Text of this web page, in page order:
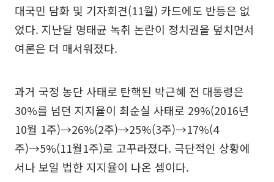
대국민 담화 및 기자회견(11월) 카드에도 반등은 없
었다. 지난달 명태균 녹취 논란이 정치권을 덮치면서
여론은 더 매서워졌다.
과거 국정 농단 사태로 탄핵된 박근혜 전 대통령은
30%를 넘던 지지율이 최순실 사태로 29%(2016년
10월 1주)→26%(2주)→25%(3주)→17%(4
주)→5%(11월1주)로 고꾸라졌다. 극단적인 상황에
서나 보일 법한 지지율이 나온 셈이다.